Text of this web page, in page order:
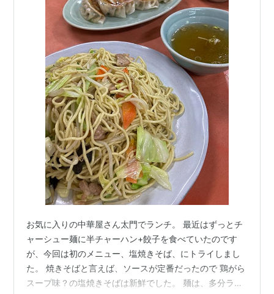
お気に入りの中華屋さん太門でランチ。 最近はずっとチ
ャーシュー麺に半チャーハン+餃子を食べていたのです
が、今回は初のメニュー、塩焼きそば、にトライしまし
た。 焼きそばと言えば、ソースが定番だったので 鶏がら
スープ味？の塩焼きそばは新鮮でした。 麺は、多分ラー